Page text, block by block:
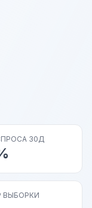
30Д
ВЫБОРКИ